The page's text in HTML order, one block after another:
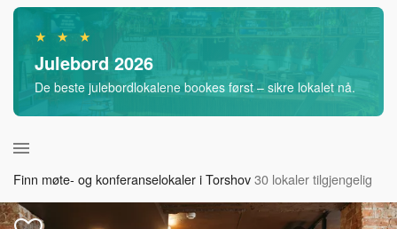
★ ★ ★
Julebord 2026
De beste julebordlokalene bookes først – sikre lokalet nå.
Finn møte- og konferanselokaler i Torshov30 lokaler tilgjengelig